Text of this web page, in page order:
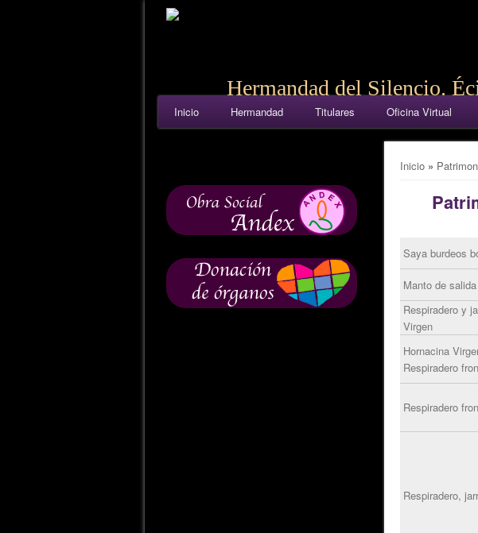
Hermandad del Silencio.
Inicio Hermandad Titulares Oficina Virtual
Se
Inicio»
Saya burdeos
Manto de
Respiradero y
Virgen
Hornacina
Respiradero
Respiradero
Respiradero,